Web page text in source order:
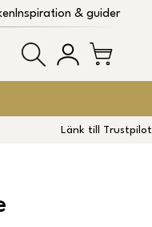
Inspiration & guider
Länk till Trustpilot